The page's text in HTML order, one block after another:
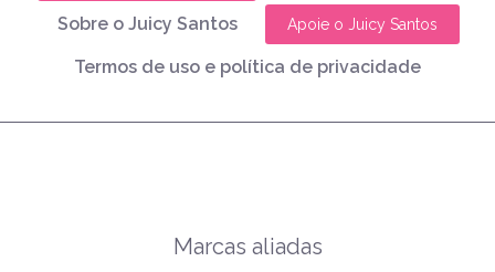
Sobre o Juicy Santos Apoie o Juicy Santos
Termos de uso e política de privacidade
Marcas aliadas